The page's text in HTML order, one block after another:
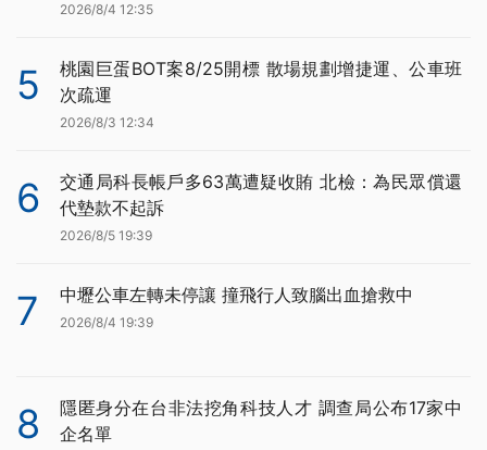
2026/8/4 12:35
5
桃園巨蛋BOT案8/25開標 散場規劃增捷運、公車班
次疏運
2026/8/3 12:34
6
交通局科長帳戶多63萬遭疑收賄 北檢：為民眾償還
代墊款不起訴
2026/8/5 19:39
7 中壢公車左轉未停讓 撞飛行人致腦出血搶救中
2026/8/4 19:39
8
隱匿身分在台非法挖角科技人才 調查局公布17家中
企名單